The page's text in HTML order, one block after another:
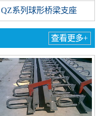
QZ系列球形桥梁支座
查看更多+